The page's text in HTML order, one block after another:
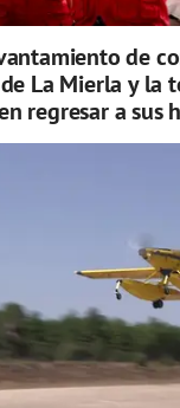
de
La Mierla y la
regresar a sus